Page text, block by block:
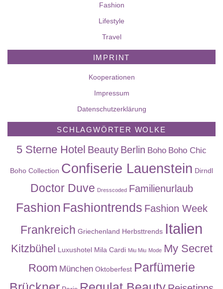
Fashion
Lifestyle
Travel
IMPRINT
Kooperationen
Impressum
Datenschutzerklärung
SCHLAGWÖRTER WOLKE
5 Sterne Hotel Beauty Berlin Boho Boho Chic
Boho Collection Confiserie Lauenstein Dirndl
Doctor Duve Dresscoded Familienurlaub
Fashion Fashiontrends Fashion Week
Frankreich Griechenland Herbsttrends Italien
Kitzbühel Luxushotel Mila Cardi Miu Miu Mode My Secret
Room München Oktoberfest Parfümerie